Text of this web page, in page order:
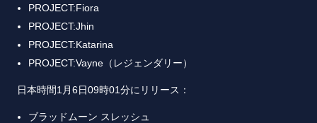
PROJECT:Fiora
PROJECT:Jhin
PROJECT:Katarina
PROJECT:Vayne（レジェンダリー）
日本時間1月6日09時01分にリリース：
ブラッドムーン スレッシュ